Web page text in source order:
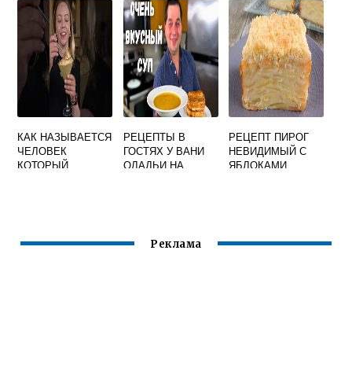
РЕЦЕПТ
ДОМАШНИХ
УСЛОВИЯХ
ПРОСТОЙ
РЕЦЕПТ
КАК НАЗЫВАЕТСЯ
ЧЕЛОВЕК
КОТОРЫЙ
РЕЦЕПТЫ В
ГОСТЯХ У ВАНИ
ОЛАДЬИ НА
РЕЦЕПТ ПИРОГ
НЕВИДИМЫЙ С
ЯБЛОКАМИ
Реклама